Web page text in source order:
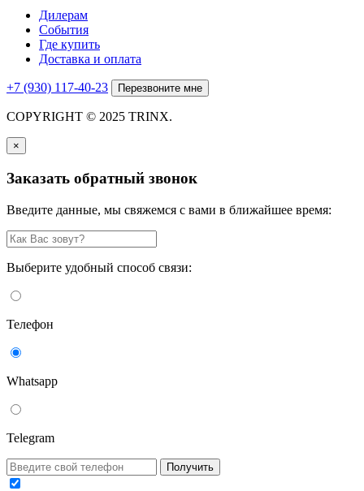
Дилерам
События
Где купить
Доставка и оплата
+7 (930) 117-40-23 Перезвоните мне
COPYRIGHT © 2025 TRINX.
×
Заказать обратный звонок
Введите данные, мы свяжемся с вами в ближайшее время:
Выберите удобный способ связи:
Телефон
Whatsapp
Telegram
Получить